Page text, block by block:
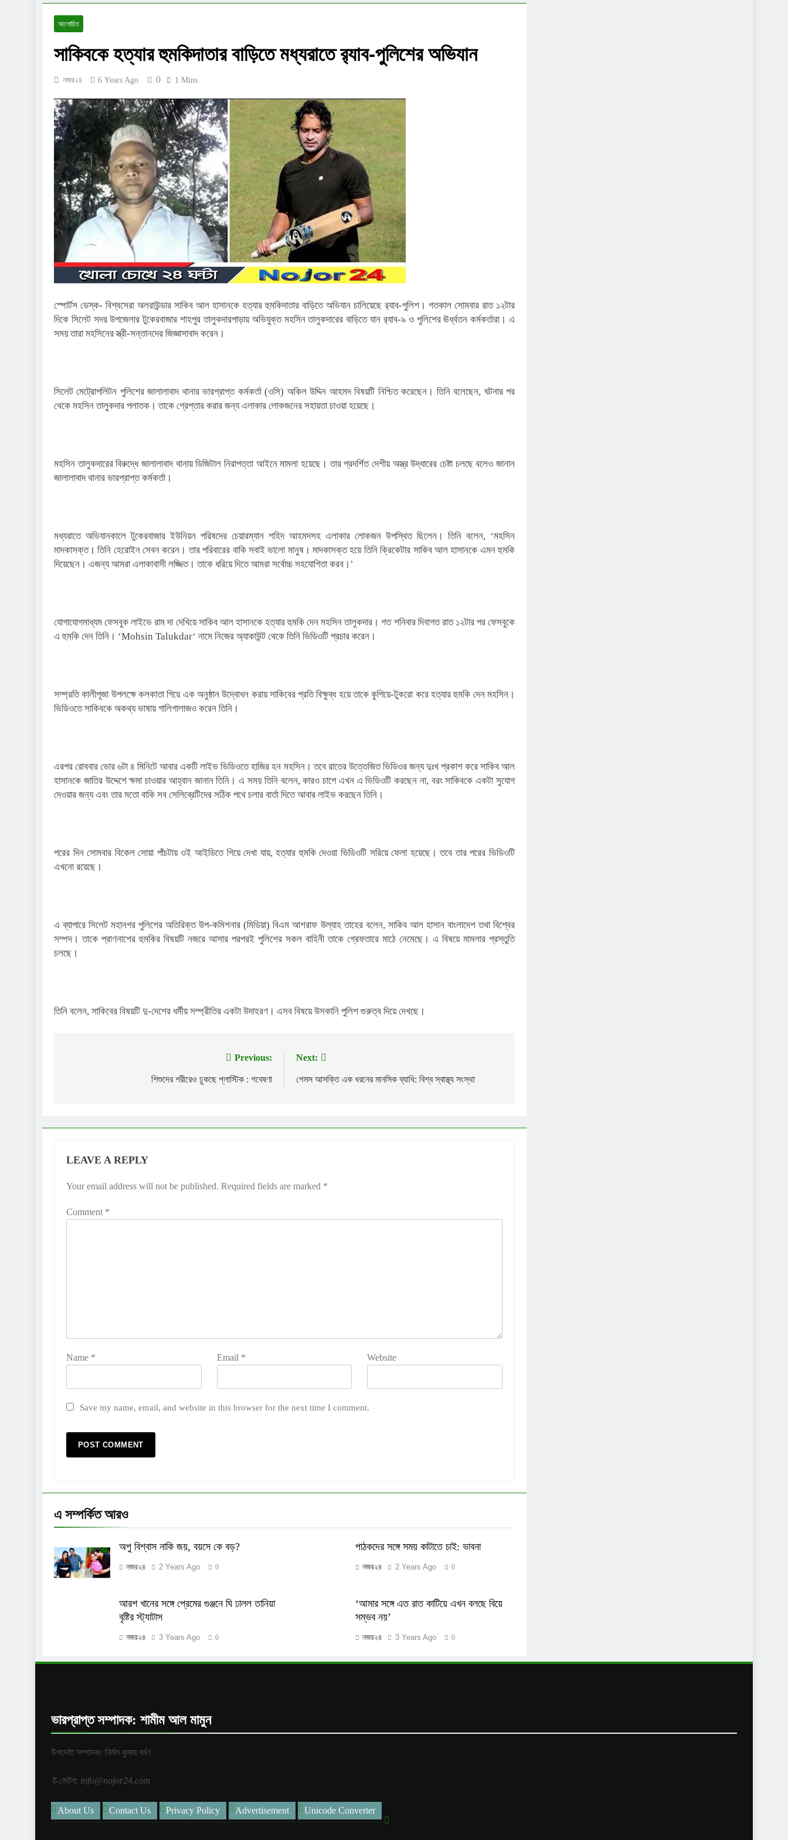
আলোচিত
সাকিবকে হত্যার হুমকিদাতার বাড়িতে মধ্যরাতে র‌্যাব-পুলিশের অভিযান
নজর২৪ 6 Years Ago 0 1 Mins
স্পোর্টস ডেস্ক- বিশ্বসেরা অলরাউন্ডার সাকিব আল হাসানকে হত্যার হুমকিদাতার বাড়িতে অভিযান চালিয়েছে র‌্যাব-পুলিশ। গতকাল সোমবার রাত ১২টার
দিকে সিলেট সদর উপজেলার টুকেরবাজার শাহপুর তালুকদারপাড়ায় অভিযুক্ত মহসিন তালুকদারের বাড়িতে যান র‌্যাব-৯ ও পুলিশের ঊর্ধ্বতন কর্মকর্তারা। এ
সময় তারা মহসিনের স্ত্রী-সন্তানদের জিজ্ঞাসাবাদ করেন।
সিলেট মেট্রোপলিটন পুলিশের জালালাবাদ থানার ভারপ্রাপ্ত কর্মকর্তা (ওসি) অকিল উদ্দিন আহমদ বিষয়টি নিশ্চিত করেছেন। তিনি বলেছেন, ঘটনার পর
থেকে মহসিন তালুকদার পলাতক। তাকে গ্রেপ্তার করার জন্য এলাকার লোকজনের সহায়তা চাওয়া হয়েছে।
মহসিন তালুকদারের বিরুদ্ধে জালালাবাদ থানায় ডিজিটাল নিরাপত্তা আইনে মামলা হয়েছে। তার প্রদর্শিত দেশীয় অস্ত্র উদ্ধারের চেষ্টা চলছে বলেও জানান
জালালাবাদ থানার ভারপ্রাপ্ত কর্মকর্তা।
মধ্যরাতে অভিযানকালে টুকেরবাজার ইউনিয়ন পরিষদের চেয়ারম্যান শহিদ আহমদসহ এলাকার লোকজন উপস্থিত ছিলেন। তিনি বলেন, ‘মহসিন
মাদকাসক্ত। তিনি হেরোইন সেবন করেন। তার পরিবারের বাকি সবাই ভালো মানুষ। মাদকাসক্ত হয়ে তিনি ক্রিকেটার সাকিব আল হাসানকে এমন হুমকি
দিয়েছেন। এজন্য আমরা এলাকাবাসী লজ্জিত। তাকে ধরিয়ে দিতে আমরা সর্বোচ্চ সহযোগিতা করব।’
যোগাযোগমাধ্যম ফেসবুক লাইভে রাম দা দেখিয়ে সাকিব আল হাসানকে হত্যার হুমকি দেন মহসিন তালুকদার। গত শনিবার দিবাগত রাত ১২টার পর ফেসবুকে
এ হুমকি দেন তিনি। ‘Mohsin Talukdar‘ নামে নিজের অ্যাকাউন্ট থেকে তিনি ভিডিওটি প্রচার করেন।
সম্প্রতি কালীপূজা উপলক্ষে কলকাতা গিয়ে এক অনুষ্ঠান উদ্বোধন করায় সাকিবের প্রতি বিক্ষুব্ধ হয়ে তাকে কুপিয়ে-টুকরো করে হত্যার হুমকি দেন মহসিন।
ভিডিওতে সাকিবকে অকথ্য ভাষায় গালিগালাজও করেন তিনি।
এরপর রোববার ভোর ৬টা ৪ মিনিটে আবার একটি লাইভ ভিডিওতে হাজির হন মহসিন। তবে রাতের উত্তেজিত ভিডিওর জন্য দুঃখ প্রকাশ করে সাকিব আল
হাসানকে জাতির উদ্দেশে ক্ষমা চাওয়ার আহ্বান জানান তিনি। এ সময় তিনি বলেন, কারও চাপে এখন এ ভিডিওটি করছেন না, বরং সাকিবকে একটা সুযোগ
দেওয়ার জন্য এবং তার মতো বাকি সব সেলিব্রেটিদের সঠিক পথে চলার বার্তা দিতে আবার লাইভ করছেন তিনি।
পরের দিন সোমবার বিকেল সোয়া পাঁচটায় ওই আইডিতে গিয়ে দেখা যায়, হত্যার হুমকি দেওয়া ভিডিওটি সরিয়ে ফেলা হয়েছে। তবে তার পরের ভিডিওটি
এখনো রয়েছে।
এ ব্যাপারে সিলেট মহানগর পুলিশের অতিরিক্ত উপ-কমিশনার (মিডিয়া) বিএম আশরাফ উল্যাহ তাহের বলেন, সাকিব আল হাসান বাংলাদেশ তথা বিশ্বের
সম্পদ। তাকে প্রাণনাশের হুমকির বিষয়টি নজরে আসার পরপরই পুলিশের সকল বাহিনী তাকে গ্রেফতারে মাঠে নেমেছে। এ বিষয়ে মামলার প্রস্তুতি
চলছে।
তিনি বলেন, সাকিবের বিষয়টি দু-দেশের ধর্মীয় সম্প্রীতির একটা উদাহরণ। এসব বিষয়ে উসকানি পুলিশ গুরুত্ব দিয়ে দেখছে।
Previous:
শিশুদের শরীরেও ঢুকছে প্লাস্টিক : গবেষণা
Next:
গেমস আসক্তি এক ধরনের মানসিক ব্যাধি: বিশ্ব স্বাস্থ্য সংস্থা
LEAVE A REPLY
Your email address will not be published. Required fields are marked *
Comment *
Name * Email * Website
Save my name, email, and website in this browser for the next time I comment.
এ সম্পর্কিত আরও
অপু বিশ্বাস নাকি জয়, বয়সে কে বড়?
নজর২৪ 2 Years Ago 0
পাঠকদের সঙ্গে সময় কাটাতে চাই: ভাবনা
নজর২৪ 2 Years Ago 0
আরশ খানের সঙ্গে প্রেমের গুঞ্জনে ঘি ঢালল তানিয়া
বৃষ্টির স্ট্যাটাস
নজর২৪ 3 Years Ago 0
‘আমার সঙ্গে এত রাত কাটিয়ে এখন বলছে বিয়ে
সম্ভব নয়’
নজর২৪ 3 Years Ago 0
ভারপ্রাপ্ত সম্পাদক: শামীম আল মামুন
উপদেষ্টা সম্পাদক: নির্মল কুমার বর্মণ
ই-মেইল: info@nojor24.com
About Us Contact Us Privacy Policy Advertisement Unicode Converter